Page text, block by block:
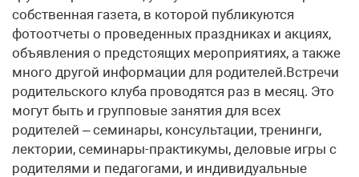
собственная газета, в которой публикуются
фотоотчеты о проведенных праздниках и акциях,
объявления о предстоящих мероприятиях, а также
много другой информации для родителей.Встречи
родительского клуба проводятся раз в месяц. Это
могут быть и групповые занятия для всех
родителей – семинары, консультации, тренинги,
лектории, семинары-практикумы, деловые игры с
родителями и педагогами, и индивидуальные